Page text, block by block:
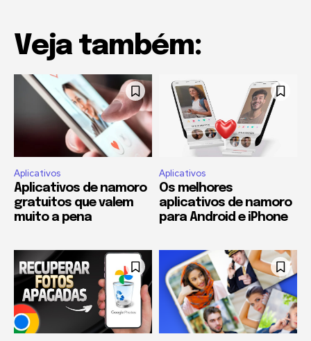
Veja também:
Aplicativos
Aplicativos de namoro
gratuitos que valem
muito a pena
Aplicativos
Os melhores
aplicativos de namoro
para Android e iPhone